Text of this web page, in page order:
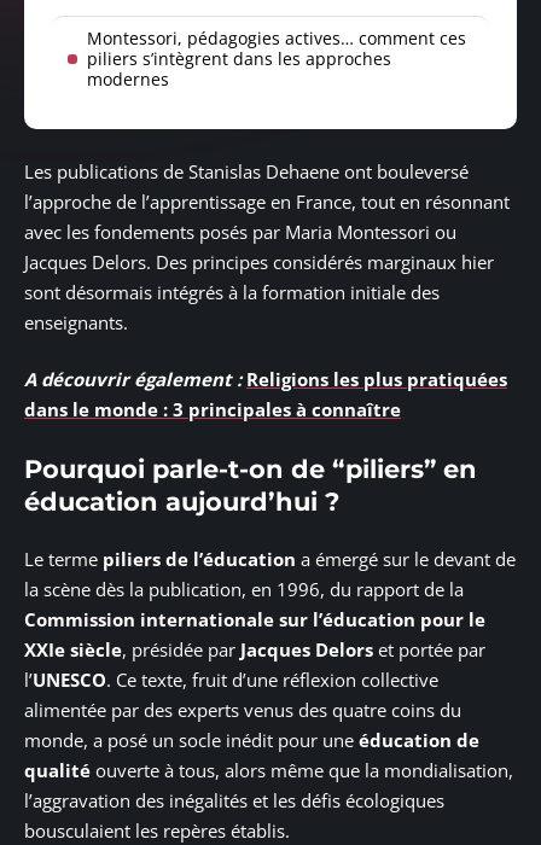
Montessori, pédagogies actives… comment ces
piliers s’intègrent dans les approches
modernes
Les publications de Stanislas Dehaene ont bouleversé
l’approche de l’apprentissage en France, tout en résonnant
avec les fondements posés par Maria Montessori ou
Jacques Delors. Des principes considérés marginaux hier
sont désormais intégrés à la formation initiale des
enseignants.
A découvrir également : Religions les plus pratiquées
dans le monde : 3 principales à connaître
Pourquoi parle-t-on de “piliers” en
éducation aujourd’hui ?
Le terme piliers de l’éducation a émergé sur le devant de
la scène dès la publication, en 1996, du rapport de la
Commission internationale sur l’éducation pour le
XXIe siècle, présidée par Jacques Delors et portée par
l’UNESCO. Ce texte, fruit d’une réflexion collective
alimentée par des experts venus des quatre coins du
monde, a posé un socle inédit pour une éducation de
qualité ouverte à tous, alors même que la mondialisation,
l’aggravation des inégalités et les défis écologiques
bousculaient les repères établis.